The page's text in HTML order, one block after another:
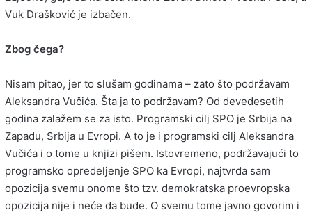
Vuk Drašković je izbačen.
Zbog čega?
Nisam pitao, jer to slušam godinama – zato što podržavam
Aleksandra Vučića. Šta ja to podržavam? Od devedesetih
godina zalažem se za isto. Programski cilj SPO je Srbija na
Zapadu, Srbija u Evropi. A to je i programski cilj Aleksandra
Vučića i o tome u knjizi pišem. Istovremeno, podržavajući to
programsko opredeljenje SPO ka Evropi, najtvrđa sam
opozicija svemu onome što tzv. demokratska proevropska
opozicija nije i neće da bude. O svemu tome javno govorim i